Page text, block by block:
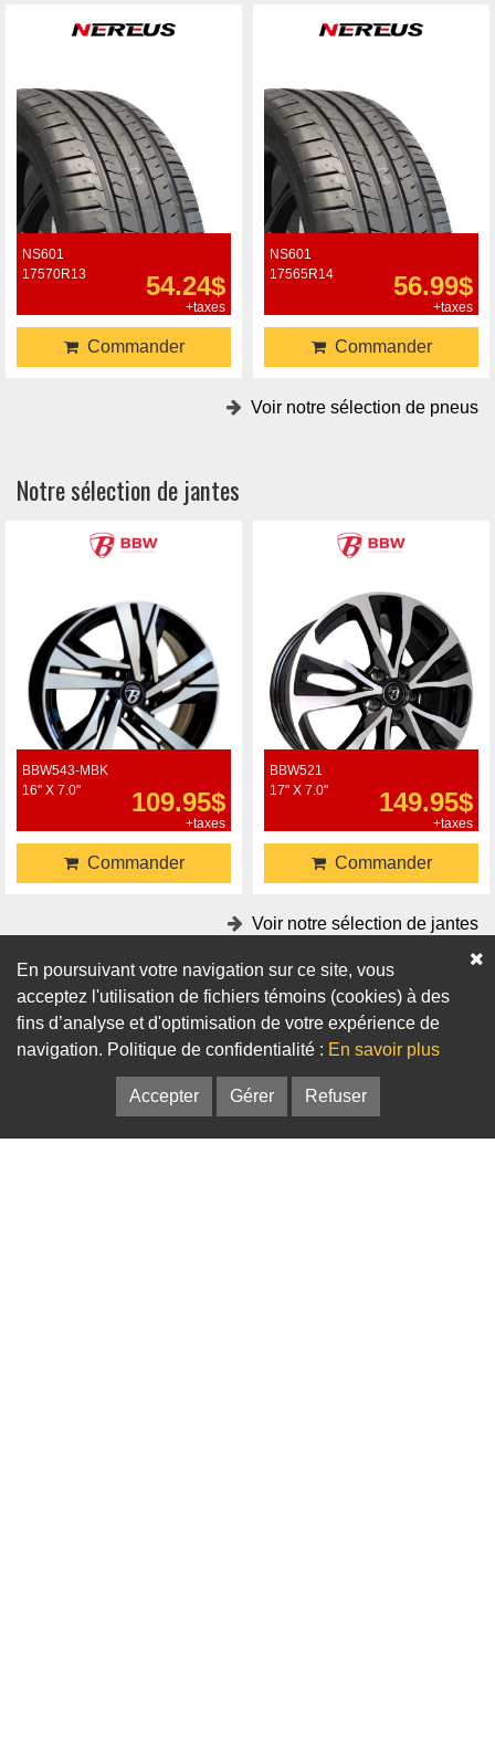
NS601
17570R13
54.24$
+taxes
Commander
NS601
17565R14
56.99$
+taxes
Commander
Voir notre sélection de pneus
Notre sélection de jantes
BBW543-MBK
16" X 7.0"
109.95$
+taxes
Commander
BBW521
17" X 7.0"
149.95$
+taxes
Commander
Voir notre sélection de jantes
Accessoires
Adaptateurs Bagues de centrage
En poursuivant votre navigation sur ce site, vous
acceptez l'utilisation de fichiers témoins (cookies) à des
fins d’analyse et d'optimisation de votre expérience de
navigation. Politique de confidentialité : En savoir plus
Accepter Gérer Refuser